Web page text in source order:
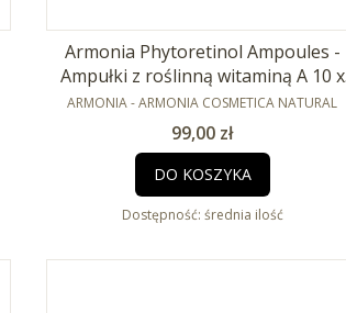
Armonia Phytoretinol Ampoules -
Ampułki z roślinną witaminą A 10 x
2ml
PRODUCENT
ARMONIA - ARMONIA COSMETICA NATURAL
Cena
99,00 zł
DO KOSZYKA
Dostępność: średnia ilość